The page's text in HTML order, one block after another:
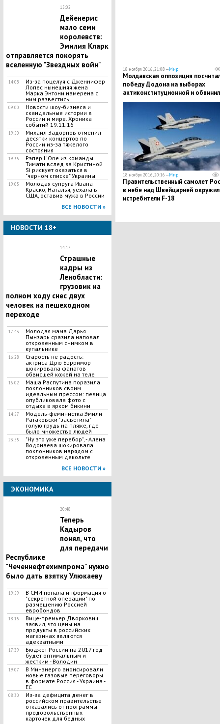
15:02
Дейенерис
мало семи
королевств:
Эмилия Кларк
отправляется покорять
вселенную "Звездных войн"
14:08
Из-за поцелуя с Дженнифер
Лопес нынешняя жена
Марка Энтони намерена с
ним развестись
09:00
Новости шоу-бизнеса и
скандальные истории в
России и мире. Хроника
событий 19.11.16
19:50
Михаил Задорнов отменил
десятки концертов по
России из-за тяжелого
состояния
19:35
Рэпер L'One из команды
Тимати вслед за Кристиной
Si рискует оказаться в
"черном списке" Украины
19:05
Молодая супруга Ивана
Краско, Наталья, уехала в
США, оставив мужа в России
ВСЕ НОВОСТИ »
НОВОСТИ 18+
14:17
Страшные
кадры из
Ленобласти:
грузовик на
полном ходу снес двух
человек на пешеходном
переходе
17:43
Молодая мама Дарья
Пынзарь сразила наповал
откровенным снимком в
купальнике
16:28
Старость не радость:
актриса Дрю Бэрримор
шокировала фанатов
обвисшей кожей на теле
16:02
Маша Распутина поразила
поклонников своим
идеальным прессом: певица
опубликовала фото с
отдыха в ярком бикини
14:57
Модель-феминистка Эмили
Ратаковски "засветила"
голую грудь на пляже, где
было множество людей
23:55
"Ну это уже перебор", - Алена
Водонаева шокировала
поклонников нарядом с
откровенным декольте
ВСЕ НОВОСТИ »
ЭКОНОМИКА
20:48
Теперь
Кадыров
понял, что
для передачи
Республике
"Чеченнефтехимпрома" нужно
было дать взятку Улюкаеву
19:59
В СМИ попала информация о
"секретной операции" по
размещению Россией
евробондов
18:15
Вице-премьер Дворкович
заявил, что цены на
продукты в российских
магазинах являются
адекватными
17:39
Бюджет России на 2017 год
будет оптимальным и
жестким - Володин
19:07
В Минэнерго анонсировали
новые газовые переговоры
в формате Россия - Украина -
ЕС
08:30
Из-за дефицита денег в
российском правительстве
отказались от программы
продовольственных
карточек для бедных
18 ноября 2016, 21:08 —Мир
Молдавская оппозиция
победу Додона на выборах
актиконституционной и
ЦИК в фальсификации выборов
18 ноября 2016, 20:16 —Мир
Правительственный самолет
в небе над Швейцарией
истребители F-18